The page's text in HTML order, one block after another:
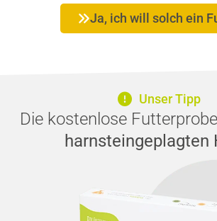
Ja, ich will solch ein
Unser Tipp
Die kostenlose
harnsteingeplagten